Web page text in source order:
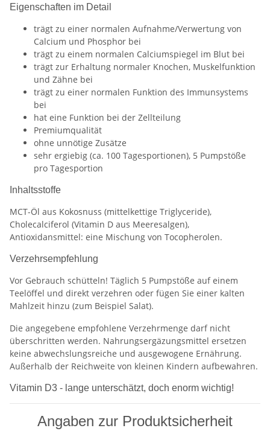
Eigenschaften im Detail
trägt zu einer normalen Aufnahme/Verwertung von
Calcium und Phosphor bei
trägt zu einem normalen Calciumspiegel im Blut bei
trägt zur Erhaltung normaler Knochen, Muskelfunktion
und Zähne bei
trägt zu einer normalen Funktion des Immunsystems
bei
hat eine Funktion bei der Zellteilung
Premiumqualität
ohne unnötige Zusätze
sehr ergiebig (ca. 100 Tagesportionen), 5 Pumpstöße
pro Tagesportion
Inhaltsstoffe
MCT-Öl aus Kokosnuss (mittelkettige Triglyceride),
Cholecalciferol (Vitamin D aus Meeresalgen),
Antioxidansmittel: eine Mischung von Tocopherolen.
Verzehrsempfehlung
Vor Gebrauch schütteln! Täglich 5 Pumpstöße auf einem
Teelöffel und direkt verzehren oder fügen Sie einer kalten
Mahlzeit hinzu (zum Beispiel Salat).
Die angegebene empfohlene Verzehrmenge darf nicht
überschritten werden. Nahrungsergäzungsmittel ersetzen
keine abwechslungsreiche und ausgewogene Ernährung.
Außerhalb der Reichweite von kleinen Kindern aufbewahren.
Vitamin D3 - lange unterschätzt, doch enorm wichtig!
Angaben zur Produktsicherheit